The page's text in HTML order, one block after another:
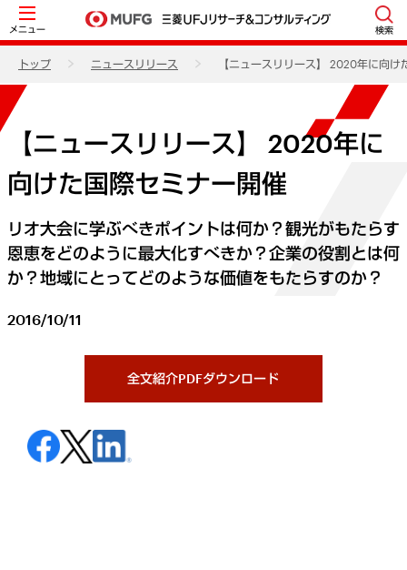
メニュー 検索
トップ ニュースリリース 【ニュースリリース】 2020年に向け
【ニュースリリース】 2020年に
向けた国際セミナー開催
リオ大会に学ぶべきポイントは何か？観光がもたらす
恩恵をどのように最大化すべきか？企業の役割とは何
か？地域にとってどのような価値をもたらすのか？
2016/10/11
全文紹介PDFダウンロード